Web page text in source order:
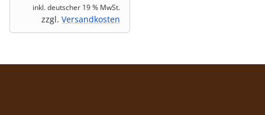
inkl. deutscher 19 % MwSt.
zzgl. Versandkosten